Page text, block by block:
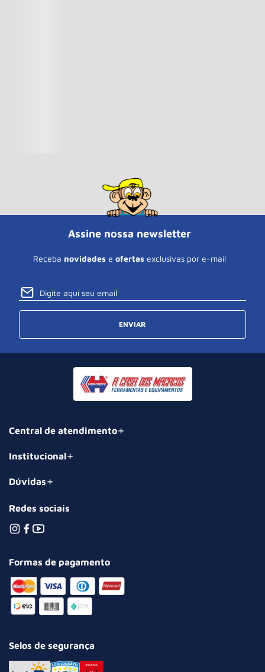
Assine nossa newsletter
Receba novidades e ofertas exclusivas por e-mail
ENVIAR
Central de atendimento
Institucional
Dúvidas
Redes sociais
Formas de pagamento
Selos de segurança